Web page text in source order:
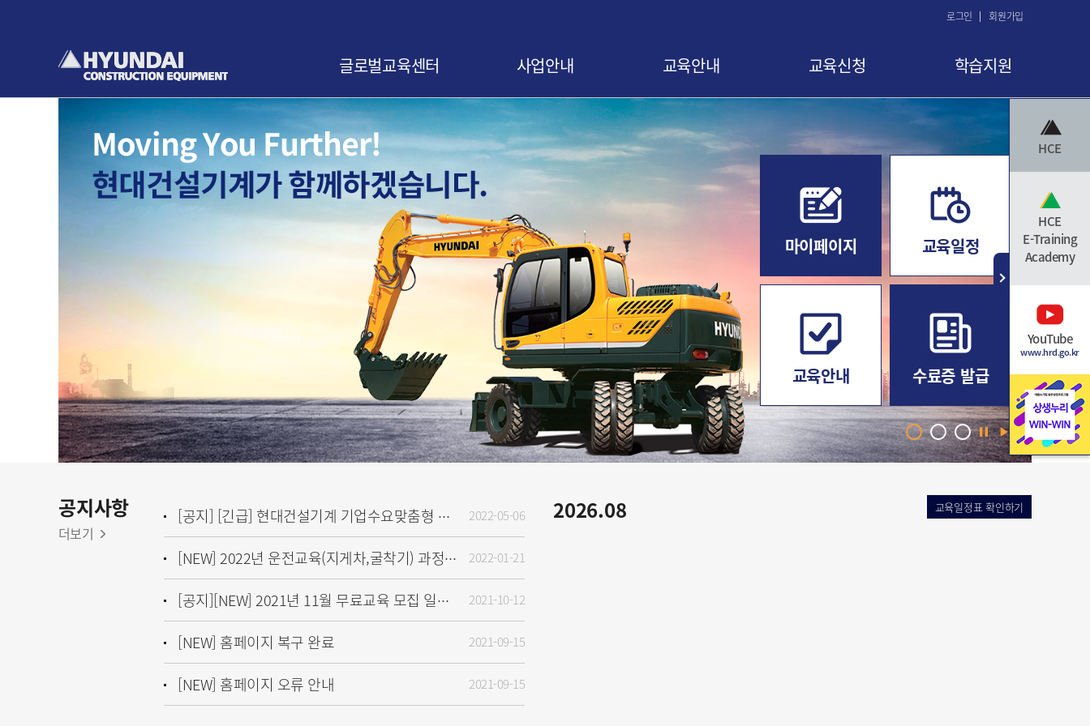
기
로그인 회원가입
글로벌교육센터
교육비전
찾아오시는 길
사업안내
사업 소개
협약 안내
협약기업 조회
교육안내
교육신청 안내
교육 로드맵
교육 연간일정
교육신청
교육 신청
교육신청현황
수료증 발급
학습지원
공지사항
FAQ
자료실
마이페이지 교육일정
교육안내 수료증 발급
공지사항
더보기
[공지] [긴급] 현대건설기계 기업수요맞춤형 직무분석 및 훈련과정 개발 용역 입찰 안내 2022-05-06
[NEW] 2022년 운전교육(지게차,굴착기) 과정 신청 안내 2022-01-21
[공지][NEW] 2021년 11월 무료교육 모집 일정 안내♥ 2021-10-12
[NEW] 홈페이지 복구 완료 2021-09-15
[NEW] 홈페이지 오류 안내 2021-09-15
2026.08 교육일정표 확인하기
HCE
HCE
E-Training
Academy
YouTube
www.hrd.go.kr